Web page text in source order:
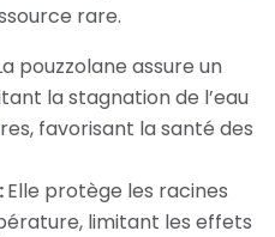
rare.
pouzzolane assure un
la stagnation de l’eau
favorisant la santé des
Elle protège les racines
limitant les effets